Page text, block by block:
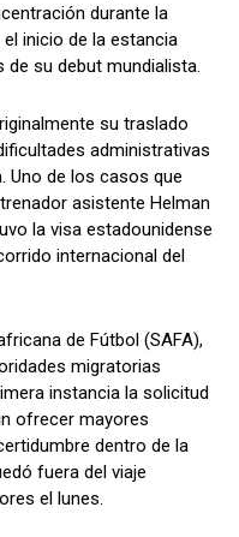
durante la
inicio de la estancia
su debut mundialista.
su traslado
administrativas
Uno de los casos que
asistente Helman
la visa estadounidense
internacional del
de Fútbol (SAFA),
migratorias
instancia la solicitud
ofrecer mayores
dentro de la
fuera del viaje
el lunes.